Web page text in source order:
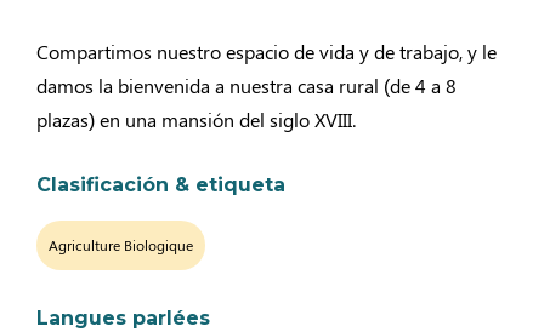
Compartimos nuestro espacio de vida y de trabajo, y le
damos la bienvenida a nuestra casa rural (de 4 a 8
plazas) en una mansión del siglo XVIII.
Clasificación & etiqueta
Agriculture Biologique
Langues parlées